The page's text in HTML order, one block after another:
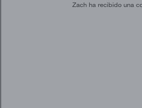
Zach ha recibido una